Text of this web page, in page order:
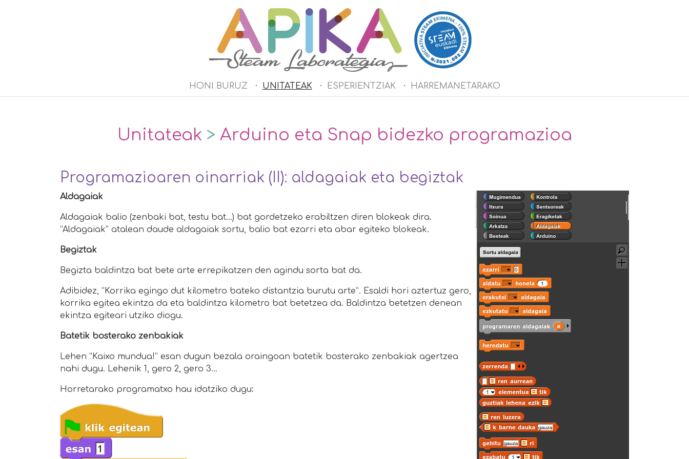
HONI BURUZ UNITATEAK ESPERIENTZIAK HARREMANETARAKO
Unitateak > Arduino eta Snap bidezko programazioa
Programazioaren oinarriak (II): aldagaiak eta begiztak
Aldagaiak
Aldagaiak balio (zenbaki bat, testu bat...) bat gordetzeko erabiltzen diren blokeak dira.
“Aldagaiak” atalean daude aldagaiak sortu, balio bat ezarri eta abar egiteko blokeak.
Begiztak
Begizta baldintza bat bete arte errepikatzen den agindu sorta bat da.
Adibidez, “Korrika egingo dut kilometro bateko distantzia burutu arte”. Esaldi hori aztertuz gero,
korrika egitea ekintza da eta baldintza kilometro bat betetzea da. Baldintza betetzen denean
ekintza egiteari utziko diogu.
Batetik bosterako zenbakiak
Lehen “Kaixo mundua!” esan dugun bezala oraingoan batetik bosterako zenbakiak agertzea
nahi dugu. Lehenik 1, gero 2, gero 3...
Horretarako programatxo hau idatziko dugu: